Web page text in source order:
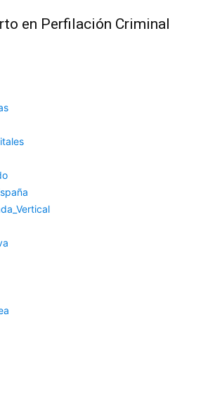
en Perfilación Criminal